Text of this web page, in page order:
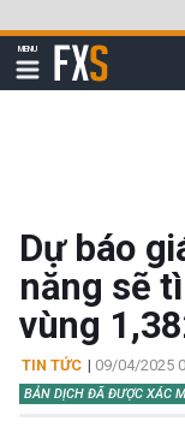
qua
đi
MENU
Hiển
thị
FXStreet
Dự báo
năng sẽ
vùng
TIN TỨC | 09/04/2025
BẢN DỊCH ĐÃ ĐƯỢC XÁC